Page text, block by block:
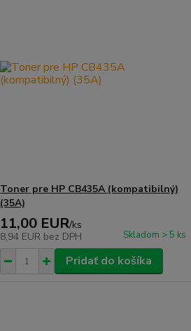
Toner pre HP CB435A (kompatibilný)
(35A)
11,00 EUR/ks
8,94 EUR bez DPH Skladom > 5 ks
Pridať do košíka